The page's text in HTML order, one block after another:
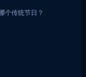
个传统节日？